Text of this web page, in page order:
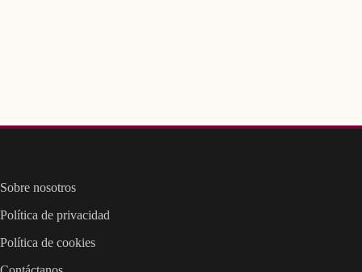
Sobre nosotros
Política de privacidad
Política de cookies